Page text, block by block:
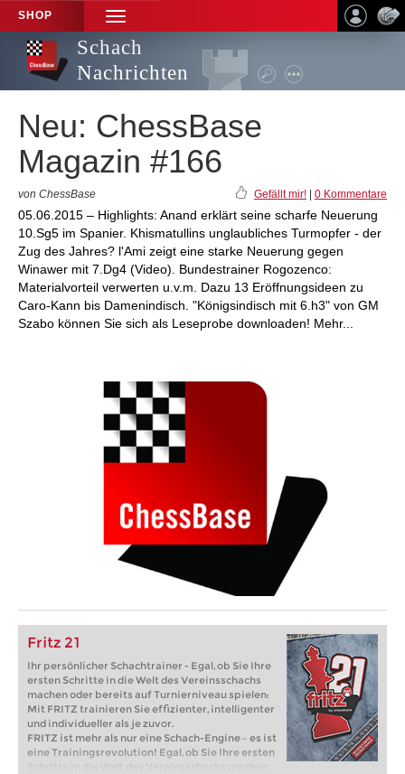
SHOP
TOGGLE
NAVIGATION
Schach
Nachrichten
Neu: ChessBase
Magazin #166
von ChessBase Gefällt mir! 0 Kommentare
05.06.2015 – Highlights: Anand erklärt seine scharfe Neuerung
10.Sg5 im Spanier. Khismatullins unglaubliches Turmopfer - der
Zug des Jahres? l'Ami zeigt eine starke Neuerung gegen
Winawer mit 7.Dg4 (Video). Bundestrainer Rogozenco:
Materialvorteil verwerten u.v.m. Dazu 13 Eröffnungsideen zu
Caro-Kann bis Damenindisch. "Königsindisch mit 6.h3" von GM
Szabo können Sie sich als Leseprobe downloaden! Mehr...
Fritz 21
Ihr persönlicher Schachtrainer - Egal, ob Sie Ihre
ersten Schritte in die Welt des Vereinsschachs
machen oder bereits auf Turnierniveau spielen:
Mit FRITZ trainieren Sie effizienter, intelligenter
und individueller als je zuvor.
FRITZ ist mehr als nur eine Schach-Engine – es ist
eine Trainingsrevolution! Egal, ob Sie Ihre ersten
Schritte in die Welt des Vereinsschachs machen